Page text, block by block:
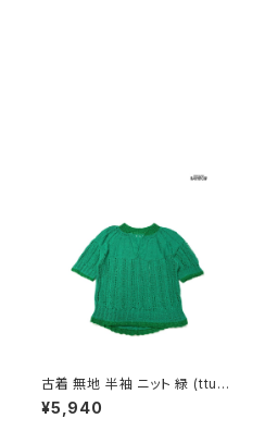
古着 無地 半袖 ニット 緑 (ttu2
603029)
¥5,940